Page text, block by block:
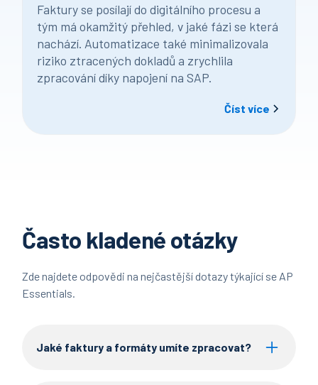
Faktury se posílají do digitálního procesu a
tým má okamžitý přehled, v jaké fázi se která
nachází. Automatizace také minimalizovala
riziko ztracených dokladů a zrychlila
zpracování díky napojení na SAP.
Číst více
Často kladené otázky
Zde najdete odpovědi na nejčastější dotazy týkající se AP
Essentials.
Jaké faktury a formáty umíte zpracovat?